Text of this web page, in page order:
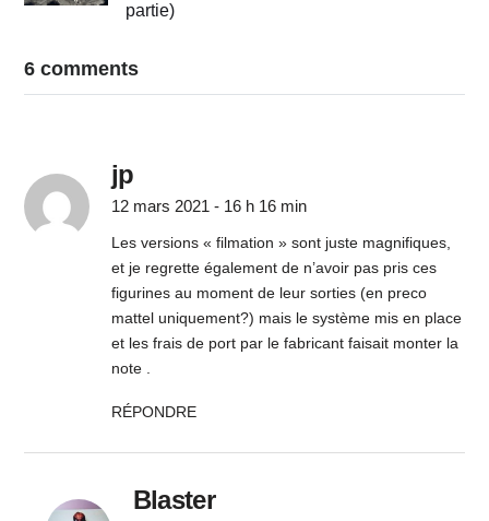
partie)
6 comments
jp
12 mars 2021 - 16 h 16 min
Les versions « filmation » sont juste magnifiques,
et je regrette également de n’avoir pas pris ces
figurines au moment de leur sorties (en preco
mattel uniquement?) mais le système mis en place
et les frais de port par le fabricant faisait monter la
note .
RÉPONDRE
Blaster